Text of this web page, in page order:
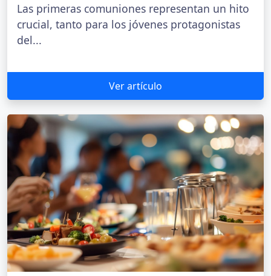
Las primeras comuniones representan un hito
crucial, tanto para los jóvenes protagonistas
del...
Ver artículo